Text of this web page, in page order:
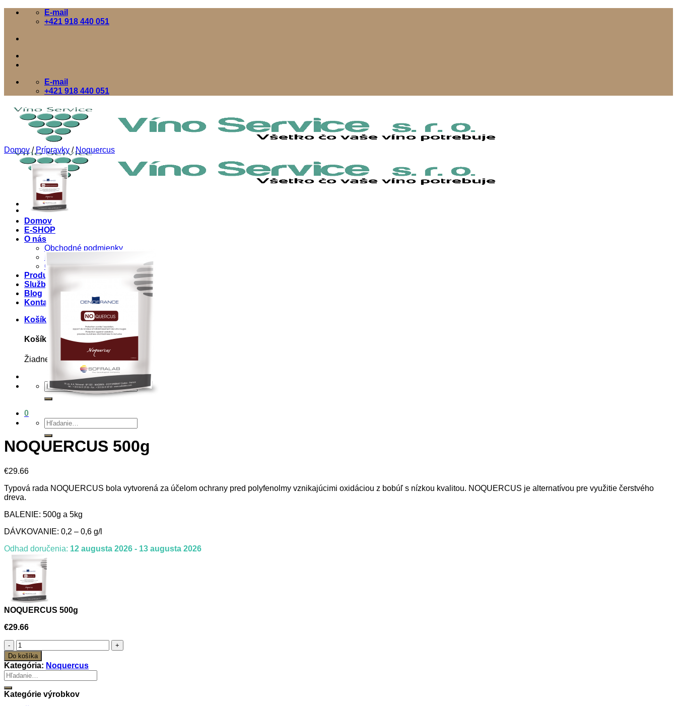
Skip
E-mail
+421 918 440 051
E-mail
+421 918 440 051
Domov
E-SHOP
O nás
Obchodné podmienky
Pravné Podmienky
Ochrana osobných údajov
Produkty
Služby
Blog
Kontakt
Košík
Košík
Žiadne produkty v košíku.
Hľadať:
0
Hľadať:
Domov / Prípravky / Noquercus
NOQUERCUS 500g
€29.66
Typová rada NOQUERCUS bola vytvorená za účelom ochrany pred polyfenolmy vznikajúcimi oxidáciou z bobúľ s nízkou kvalitou. NOQUERCUS je alternatívou pre využitie čerstvého
dreva.
BALENIE: 500g a 5kg
DÁVKOVANIE: 0,2 – 0,6 g/l
Odhad doručenia: 12 augusta 2026 - 13 augusta 2026
NOQUERCUS 500g
€29.66
množstvo
NOQUERCUS
500g
Do košíka
Kategória: Noquercus
Hľadať:
Kategórie výrobkov